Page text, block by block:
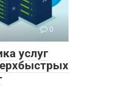
0
услуг